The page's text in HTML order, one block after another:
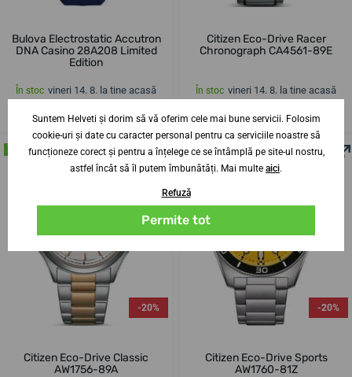
Bulova Electrostatic Accutron
DNA Casino 28A208 Limited
Edition
În stoc vineri 14. 8. la tine acasă
18 662,05 lei
17 168,22 lei
Citizen Eco-Drive Racer
Chronograph CA4561-89E
În stoc vineri 14. 8. la tine acasă
1 342,28 lei
1 073,83 lei
ÎN MAGAZIN
-20%
Citizen Eco-Drive Classic
AW1756-89A
ÎN MAGAZIN
-20%
Citizen Eco-Drive Sports
AW1760-81Z
Suntem Helveti și dorim să vă oferim cele mai bune servicii. Folosim
cookie-uri și date cu caracter personal pentru ca serviciile noastre să
funcționeze corect și pentru a înțelege ce se întâmplă pe site-ul nostru,
astfel încât să îl putem îmbunătăți. Mai multe aici.
Refuză
Permite tot